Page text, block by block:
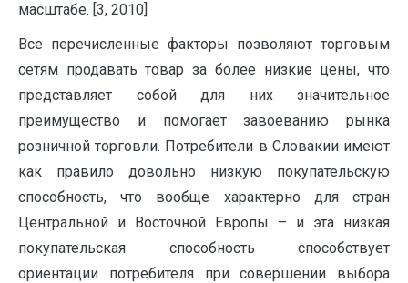
масштабе. [3, 2010]
Все перечисленные факторы позволяют торговым
сетям продавать товар за более низкие цены, что
представляет собой для них значительное
преимущество и помогает завоеванию рынка
розничной торговли. Потребители в Словакии имеют
как правило довольно низкую покупательскую
способность, что вообще характерно для стран
Центральной и Восточной Европы – и эта низкая
покупательская способность способствует
ориентации потребителя при совершении выбора